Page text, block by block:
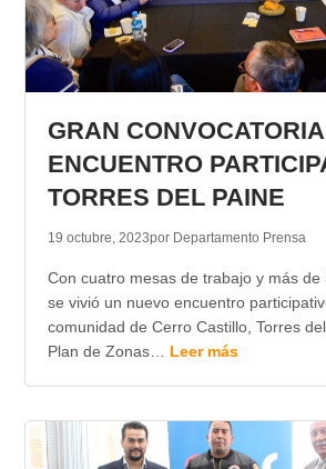
GRAN
ENCUENTRO
TORRES DEL PAINE
19 octubre, 2023por Departamento Prensa
Con cuatro mesas de trabajo y más de
se vivió un nuevo encuentro
comunidad de Cerro Castillo, Torres
Plan de Zonas… Leer más